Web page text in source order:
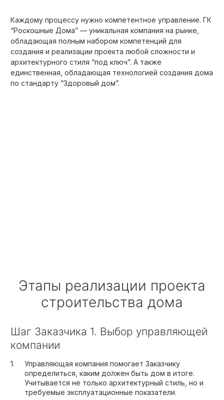
Каждому процессу нужно компетентное управление. ГК
“Роскошные Дома” — уникальная компания на рынке,
обладающая полным набором компетенций для
создания и реализации проекта любой сложности и
архитектурного стиля “под ключ”. А также
единственная, обладающая технологией создания дома
по стандарту “Здоровый дом”.
Этапы реализации проекта
строительства дома
Шаг Заказчика 1. Выбор управляющей
компании
Управляющая компания помогает Заказчику
определиться, каким должен быть дом в итоге.
Учитывается не только архитектурный стиль, но и
требуемые эксплуатационные показатели.